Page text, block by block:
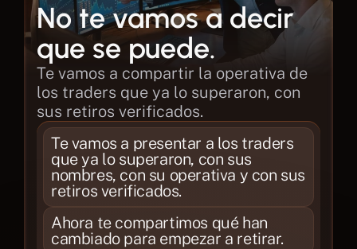
No te vamos a decir
que se puede.
Te vamos a compartir la operativa de
los traders que ya lo superaron, con
sus retiros verificados.
Te vamos a presentar a los traders
que ya lo superaron, con sus
nombres, con su operativa y con sus
retiros verificados.
Ahora te compartimos qué han
cambiado para empezar a retirar.